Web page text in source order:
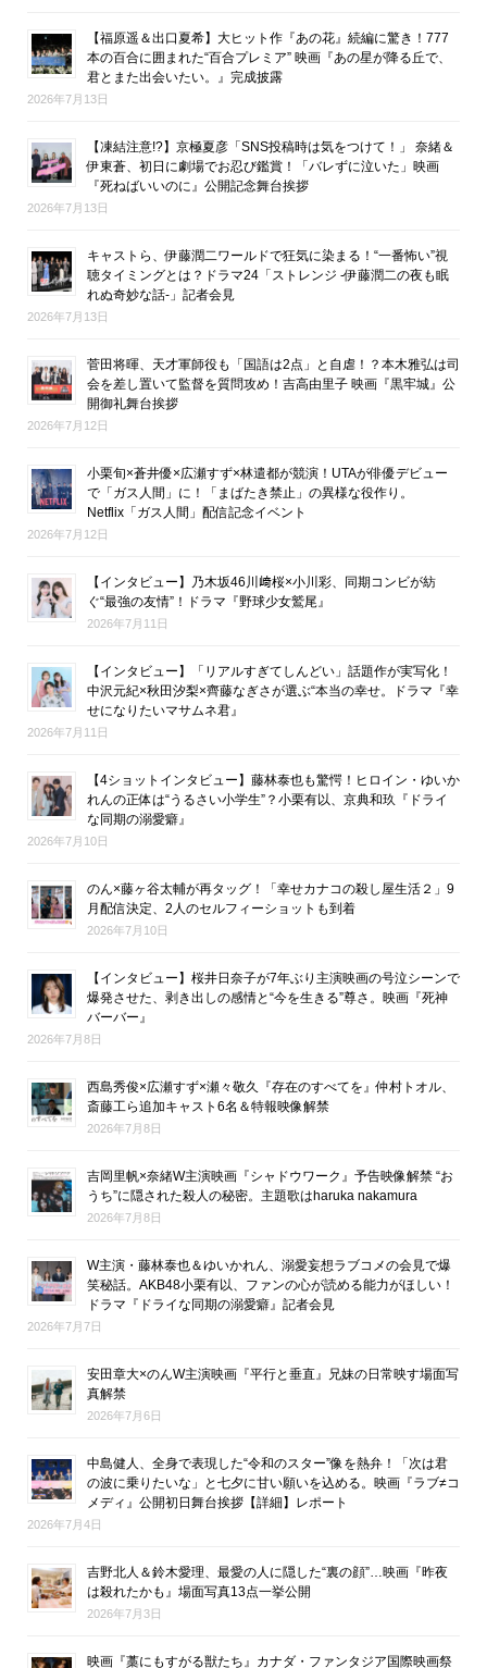
【福原遥＆出口夏希】大ヒット作『あの花』続編に驚き！777
本の百合に囲まれた“百合プレミア” 映画『あの星が降る丘で、
君とまた出会いたい。』完成披露
2026年7月13日
【凍結注意!?】京極夏彦「SNS投稿時は気をつけて！」 奈緒＆
伊東蒼、初日に劇場でお忍び鑑賞！「バレずに泣いた」映画
『死ねばいいのに』公開記念舞台挨拶
2026年7月13日
キャストら、伊藤潤二ワールドで狂気に染まる！“一番怖い”視
聴タイミングとは？ドラマ24「ストレンジ -伊藤潤二の夜も眠
れぬ奇妙な話-」記者会見
2026年7月13日
菅田将暉、天才軍師役も「国語は2点」と自虐！？本木雅弘は司
会を差し置いて監督を質問攻め！吉高由里子 映画『黒牢城』公
開御礼舞台挨拶
2026年7月12日
小栗旬×蒼井優×広瀬すず×林遣都が競演！UTAが俳優デビュー
で「ガス人間」に！「まばたき禁止」の異様な役作り。
Netflix「ガス人間」配信記念イベント
2026年7月12日
【インタビュー】乃木坂46川﨑桜×小川彩、同期コンビが紡
ぐ“最強の友情”！ドラマ『野球少女鷲尾』
2026年7月11日
【インタビュー】「リアルすぎてしんどい」話題作が実写化！
中沢元紀×秋田汐梨×齊藤なぎさが選ぶ“本当の幸せ。ドラマ『幸
せになりたいマサムネ君』
2026年7月11日
【4ショットインタビュー】藤林泰也も驚愕！ヒロイン・ゆいか
れんの正体は“うるさい小学生”？小栗有以、京典和玖『ドライ
な同期の溺愛癖』
2026年7月10日
のん×藤ヶ谷太輔が再タッグ！「幸せカナコの殺し屋生活２」9
月配信決定、2人のセルフィーショットも到着
2026年7月10日
【インタビュー】桜井日奈子が7年ぶり主演映画の号泣シーンで
爆発させた、剥き出しの感情と“今を生きる”尊さ。映画『死神
バーバー』
2026年7月8日
西島秀俊×広瀬すず×瀬々敬久『存在のすべてを』仲村トオル、
斎藤工ら追加キャスト6名＆特報映像解禁
2026年7月8日
吉岡里帆×奈緒W主演映画『シャドウワーク』予告映像解禁 “お
うち”に隠された殺人の秘密。主題歌はharuka nakamura
2026年7月8日
W主演・藤林泰也＆ゆいかれん、溺愛妄想ラブコメの会見で爆
笑秘話。AKB48小栗有以、ファンの心が読める能力がほしい！
ドラマ『ドライな同期の溺愛癖』記者会見
2026年7月7日
安田章大×のんW主演映画『平行と垂直』兄妹の日常映す場面写
真解禁
2026年7月6日
中島健人、全身で表現した“令和のスター”像を熱弁！「次は君
の波に乗りたいな」と七夕に甘い願いを込める。映画『ラブ≠コ
メディ』公開初日舞台挨拶【詳細】レポート
2026年7月4日
吉野北人＆鈴木愛理、最愛の人に隠した“裏の顔”…映画『昨夜
は殺れたかも』場面写真13点一挙公開
2026年7月3日
映画『藁にもすがる獣たち』カナダ・ファンタジア国際映画祭